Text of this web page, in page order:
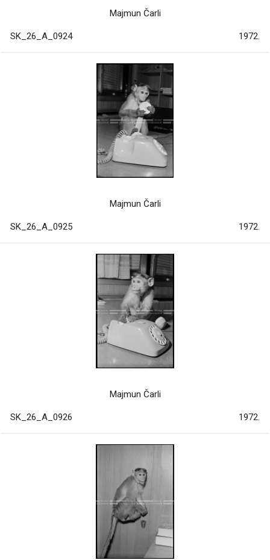
Majmun Čarli
SK_26_A_0924 1972.
Majmun Čarli
SK_26_A_0925 1972.
Majmun Čarli
SK_26_A_0926 1972.